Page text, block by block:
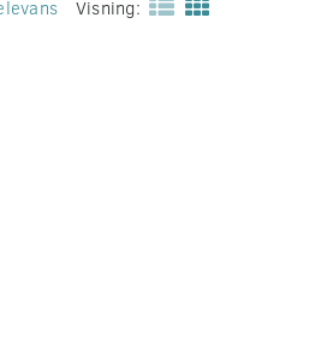
Visning: